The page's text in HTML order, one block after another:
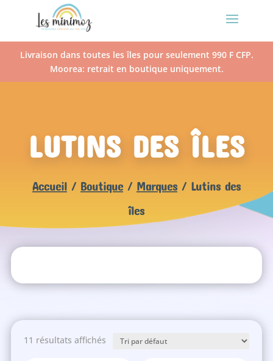
Livraison dans toutes les îles pour seulement 990 F CFP.
Moorea: retrait en boutique uniquement.
LUTINS DES ÎLES
Accueil/ Boutique/ Marques/ Lutins des
îles
11 résultats affichés